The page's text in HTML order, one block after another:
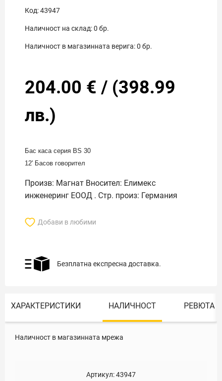
Код:43947
Наличност на склад:0 бр.
Наличност в магазинната верига:0 бр.
204.00 € / (398.99
лв.)
Бас каса серия BS 30
12' Басов говорител
Произв: Магнат Вносител: Елимекс
инженеринг ЕООД . Стр. произ: Германия
Добави в любими
Безплатна експресна доставка.
ХАРАКТЕРИСТИКИ НАЛИЧНОСТ РЕВЮТА
Наличност в магазинната мрежа
Артикул:43947